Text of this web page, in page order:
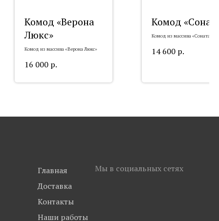
Комод «Верона
Люкс»
Комод из массива «Верона Люкс»
16 000 р.
Комод
Комод из массива «Соната»
14 600 р.
Главная
Доставка
Контакты
Наши работы
Мы в социальных сетях